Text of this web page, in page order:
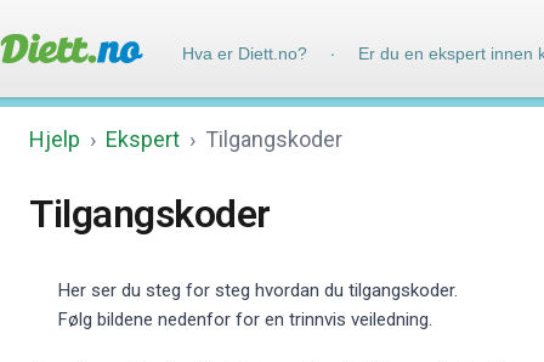
Hva er Diett.no? · Er du en ekspert innen
Hjelp › Ekspert › Tilgangskoder
Tilgangskoder
Her ser du steg for steg hvordan du tilgangskoder.
Følg bildene nedenfor for en trinnvis veiledning.